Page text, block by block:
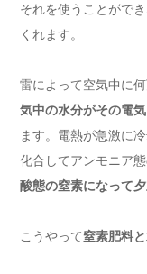
それを使うことがで
くれます。
雷によって空気中に
気中の水分がその電
ます。電熱が急激に
化合してアンモニア態
酸態の窒素になって
こうやって窒素肥料